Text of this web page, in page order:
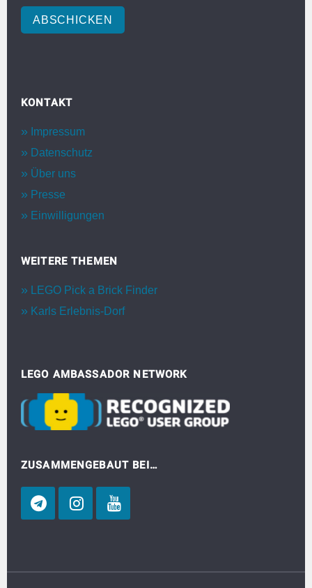
ABSCHICKEN
KONTAKT
Impressum
Datenschutz
Über uns
Presse
Einwilligungen
WEITERE THEMEN
LEGO Pick a Brick Finder
Karls Erlebnis-Dorf
LEGO AMBASSADOR NETWORK
ZUSAMMENGEBAUT BEI…